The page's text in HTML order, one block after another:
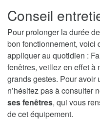
Conseil
Pour prolonger la durée
bon fonctionnement, voici
appliquer au quotidien :
fenêtres, veillez en effet à
grands gestes. Pour avoir
n’hésitez pas à consulter
ses fenêtres, qui vous
de cet équipement.